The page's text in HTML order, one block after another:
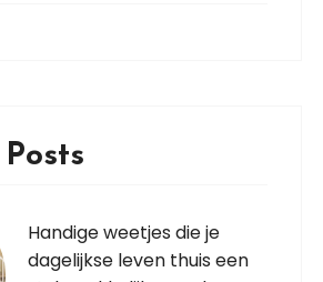
Handige weetjes die je
dagelijkse leven thuis een